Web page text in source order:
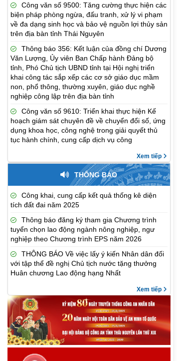
Công văn số 9500: Tăng cường thực hiện các
biện pháp phòng ngừa, đấu tranh, xử lý vi phạm
về đa dạng sinh học và bảo vệ nguồn lợi thủy sản
trên địa bàn tỉnh Thái Nguyên
Thông báo 356: Kết luận của đồng chí Dương
Văn Lượng, Ủy viên Ban Chấp hành Đảng bộ
tỉnh, Phó Chủ tịch UBND tỉnh tại Hội nghị triển
khai công tác sắp xếp các cơ sở giáo dục mầm
non, phổ thông, thường xuyên, giáo dục nghề
nghiệp công lập trên địa bàn tỉnh
Công văn số 9610: Triển khai thực hiện Kế
hoạch giám sát chuyên đề về chuyển đổi số, ứng
dụng khoa học, công nghệ trong giải quyết thủ
tục hành chính, cung cấp dịch vụ công
Xem tiếp
THÔNG BÁO
Công khai, cung cấp kết quả thống kê diện
tích đất đai năm 2025
Thông báo đăng ký tham gia Chương trình
tuyển chọn lao động ngành nông nghiệp, ngư
nghiệp theo Chương trình EPS năm 2026
THÔNG BÁO Về việc lấy ý kiến Nhân dân đối
với tập thể đề nghị Chủ tịch nước tặng thưởng
Huân chương Lao động hạng Nhất
Xem tiếp